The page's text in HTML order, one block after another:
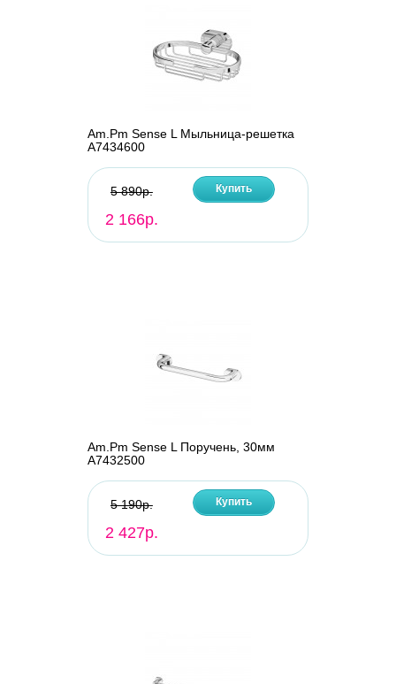
Am.Pm Sense L Мыльница-решетка
A7434600
5 890р.
2 166р.
Купить
Am.Pm Sense L Поручень, 30мм
A7432500
5 190р.
2 427р.
Купить